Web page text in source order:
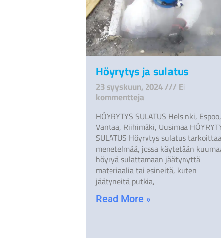
Höyrytys ja sulatus
23 syyskuun, 2024 Ei
kommentteja
HÖYRYTYS SULATUS Helsinki, Espoo,
Vantaa, Riihimäki, Uusimaa
SULATUS Höyrytys sulatus tarkoittaa
menetelmää, jossa käytetään
höyryä sulattamaan jäätynyttä
materiaalia tai esineitä, kuten
jäätyneitä putkia,
Read More »